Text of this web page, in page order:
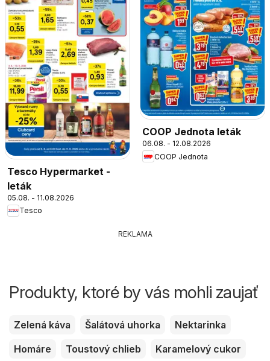
Tesco Hypermarket -
leták
05.08. - 11.08.2026
Tesco
COOP Jednota leták
06.08. - 12.08.2026
COOP Jednota
REKLAMA
Produkty, ktoré by vás mohli zaujať
Zelená káva Šalátová uhorka
Nektarinka
Homáre
Toustový chlieb
Karamelový cukor